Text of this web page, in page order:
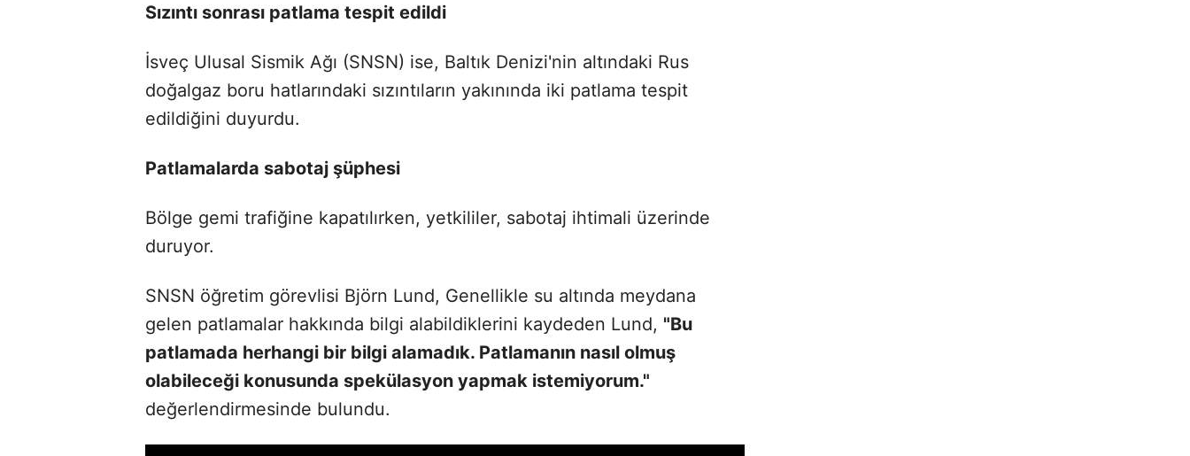
Sızıntı sonrası patlama tespit edildi
İsveç Ulusal Sismik Ağı (SNSN) ise, Baltık Denizi'nin altındaki Rus
doğalgaz boru hatlarındaki sızıntıların yakınında iki patlama tespit
edildiğini duyurdu.
Patlamalarda sabotaj şüphesi
Bölge gemi trafiğine kapatılırken, yetkililer, sabotaj ihtimali üzerinde
duruyor.
SNSN öğretim görevlisi Björn Lund, Genellikle su altında meydana
gelen patlamalar hakkında bilgi alabildiklerini kaydeden Lund, "Bu
patlamada herhangi bir bilgi alamadık. Patlamanın nasıl olmuş
olabileceği konusunda spekülasyon yapmak istemiyorum."
değerlendirmesinde bulundu.